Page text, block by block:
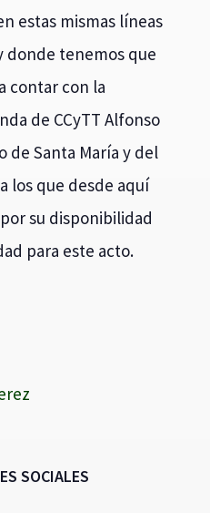
estas mismas líneas
donde tenemos que
contar con la
de CCyTT Alfonso
de Santa María y del
los que desde aquí
su disponibilidad
para este acto.
SOCIALES